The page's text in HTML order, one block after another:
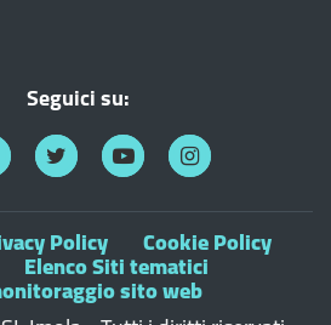
Seguici su:
Policy Cookie Policy
Elenco Siti tematici
sito web